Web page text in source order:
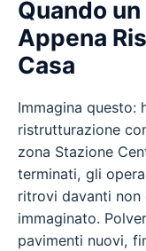
Quando
Appena
Casa
Immagina questo:
ristrutturazione
zona Stazione
terminati, gli
ritrovi davanti non
immaginato.
pavimenti nuovi,